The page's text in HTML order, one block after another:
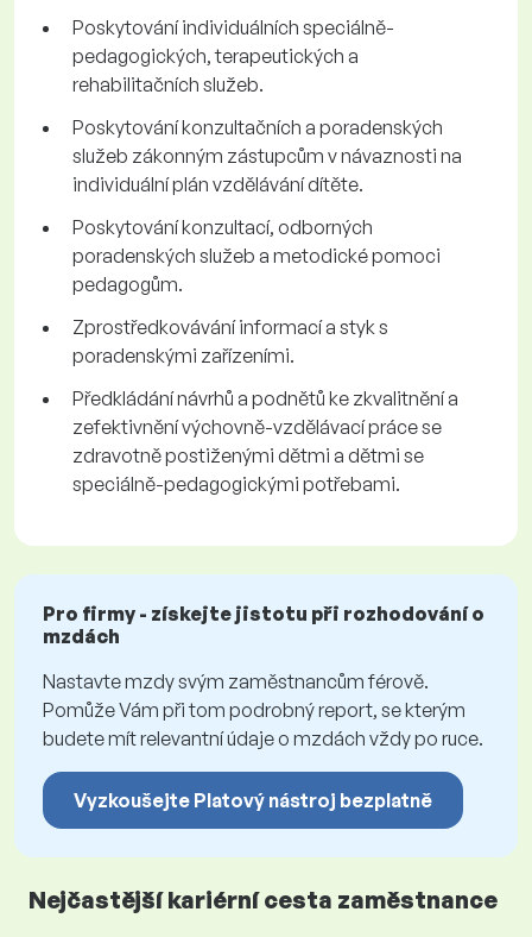
Poskytování individuálních speciálně-
pedagogických, terapeutických a
rehabilitačních služeb.
Poskytování konzultačních a poradenských
služeb zákonným zástupcům v návaznosti na
individuální plán vzdělávání dítěte.
Poskytování konzultací, odborných
poradenských služeb a metodické pomoci
pedagogům.
Zprostředkovávání informací a styk s
poradenskými zařízeními.
Předkládání návrhů a podnětů ke zkvalitnění a
zefektivnění výchovně-vzdělávací práce se
zdravotně postiženými dětmi a dětmi se
speciálně-pedagogickými potřebami.
Pro firmy - získejte jistotu při rozhodování o
mzdách
Nastavte mzdy svým zaměstnancům férově.
Pomůže Vám při tom podrobný report, se kterým
budete mít relevantní údaje o mzdách vždy po ruce.
Vyzkoušejte Platový nástroj bezplatně
Nejčastější kariérní cesta zaměstnance